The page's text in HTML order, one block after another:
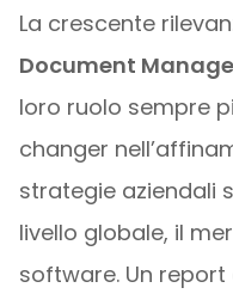
La crescente
Document
loro ruolo sempre
changer
strategie aziendali
livello globale, il
software. Un